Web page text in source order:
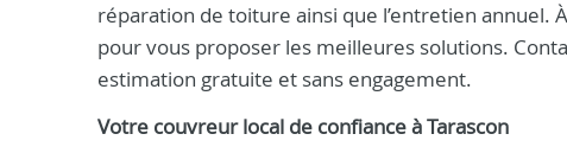
réparation de toiture ainsi que l’entretien annuel.
pour vous proposer les meilleures solutions.
estimation gratuite et sans engagement.
Votre couvreurlocal de confiance àTarascon